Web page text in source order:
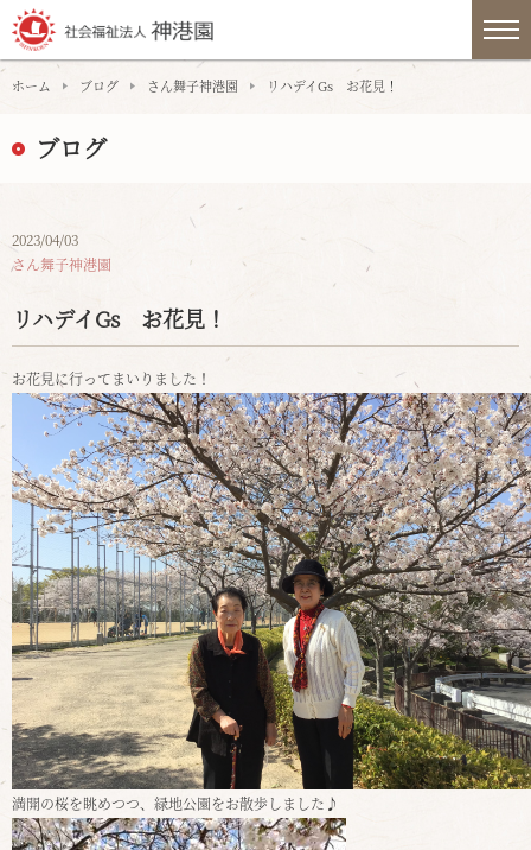
ホーム ブログ さん舞子神港園 リハデイGs お花見！
ブログ
2023/04/03
さん舞子神港園
リハデイGs お花見！
お花見に行ってまいりました！
満開の桜を眺めつつ、緑地公園をお散歩しました♪